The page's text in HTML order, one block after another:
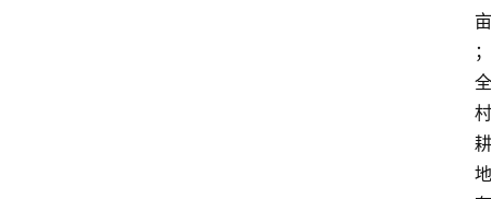
亩
；
全
村
耕
地